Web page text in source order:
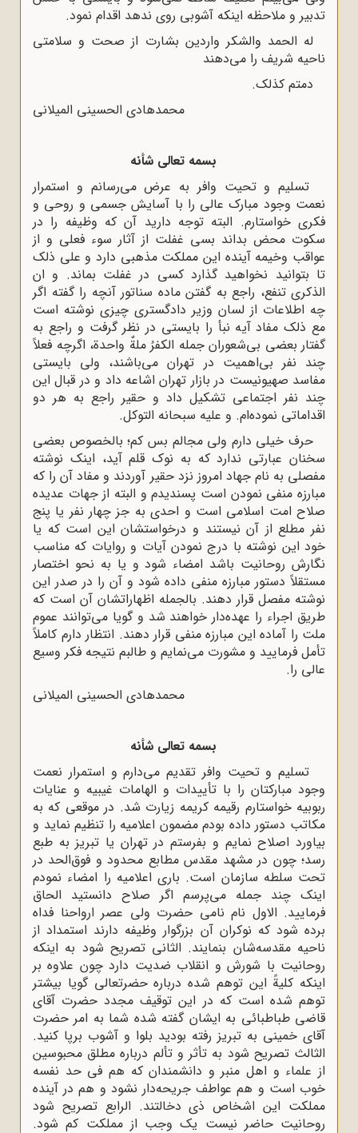
تدبیر و ملاحظه اینکه آشوبى روى ندهد اقدام نمود.
له الحمد والشکر واردین بشارت از صحت و سلامتى
ناحیه شریف را مى‌دهند
دمتم کذلک.
محمدهادى الحسینى المیلانى
بسمه تعالى شأنه
تسلیم و تحیت وافر به عرض مى‌رسانم و استمرار
نعمت وجود مبارک عالى را با آسایش جسمى و روحى و
فکرى خواستارم. البته توجه دارید آن که وظیفه را در
سکوت محض بداند بسى غفلت از آثار سوء فعلى و از
عواقب وخیمه آینده این مملکت مذهبى دارد و على ذلک
تا بتوانید نخواهید گذارد کسى در غفلت بماند. و ان
الذکرى تنفع، راجع به گفتن ماده سناتور آنچه را گفته اگر
چه اطلاعات از لسان وزیر دادگسترى چیزى نوشته است
مع ‌ذلک مفاد آیه نبأ را بایستى در نظر گرفت و راجع به
گفتار بعضى بى‌شعوران جمله الکفرُ ملةٌ واحدة، اگرچه فعلاً
چند نفر بى‌اهمیت در تهران مى‌باشند، ولى بایستى
مفاسد صهیونیست در بازار تهران اشاعه داد و در قبال این
چند نفر اجتماعى تشکیل داد و حقیر راجع به هر دو
اقداماتى نموده‌ام. و علیه سبحانه ‌التوکل.
حرف خیلى دارم ولى مجالم بس کم؛ بالخصوص بعضى
سخنان عبارتى ندارد که به نوک قلم آید، اینک نوشته
مفصلى به نام جهاد امروز نزد حقیر آوردند و مفاد آن را که
مبارزه منفى نمودن است پسندیدم و البته از جهات عدیده
صلاح امت اسلامى است و احدى به جز چهار نفر یا پنج
نفر مطلع از آن نیستند و درخواستشان این است که یا
خود این نوشته با درج نمودن آیات و روایات که مناسب
نگارش روحانیت باشد امضاء شود و یا به نحو اختصار
مستقلاً دستور مبارزه منفى داده شود و آن را در صدر این
نوشته مفصل قرار دهند. بالجمله اظهاراتشان آن است که
طریق اجراء را عهده‌دار خواهند شد و گویا مى‌توانند عموم
ملت را آماده این مبارزه منفى قرار دهند. انتظار دارم کاملاً
تأمل فرمایید و مشورت مى‌نمایم و طالبم نتیجه فکر وسیع
عالى را.
محمدهادى الحسینى المیلانى
بسمه تعالى شأنه
تسلیم و تحیت وافر تقدیم مى‌دارم و استمرار نعمت
وجود مبارکتان را با تأییدات و الهامات غیبیه و عنایات
ربوبیه خواستارم رقیمه کریمه زیارت شد. در موقعى که به
مکاتب دستور داده بودم مضمون اعلامیه را تنظیم نماید و
بیاورد اصلاح نمایم و بفرستم در تهران یا تبریز به طبع
رسد؛ چون در مشهد مقدس مطابع محدود و فوق‌الحد در
تحت سلطه سازمان است. بارى اعلامیه را امضاء نمودم
اینک چند جمله مى‌پرسم اگر صلاح دانستید الحاق
فرمایید. الاول نام نامى حضرت ولى عصر ارواحنا فداه
برده شود که نوکران آن بزرگوار وظیفه دارند استمداد از
ناحیه مقدسه‌شان بنمایند. الثانى تصریح شود به اینکه
روحانیت با شورش و انقلاب ضدیت دارد چون علاوه بر
اینکه کلیةً این توهم شده درباره حضرتعالى گویا بیشتر
توهم شده است که در این توقیف مجدد حضرت آقاى
قاضى طباطبائى به ایشان گفته شده شما به امر حضرت
آقاى خمینى به تبریز رفته بودید بلوا و آشوب برپا کنید.
الثالث تصریح شود به تأثر و تألم درباره مطلق محبوسین
از علماء و اهل منبر و دانشمندان که هم فى حد نفسه
خوب است و هم عواطف جریحه‌دار نشود و هم در آینده
مملکت این اشخاص ذى دخالتند. الرابع تصریح شود
روحانیت حاضر نیست یک وجب از مملکت کم شود.